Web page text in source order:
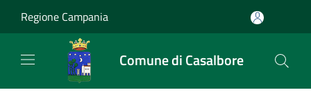
Regione Campania
Comune di Casalbore